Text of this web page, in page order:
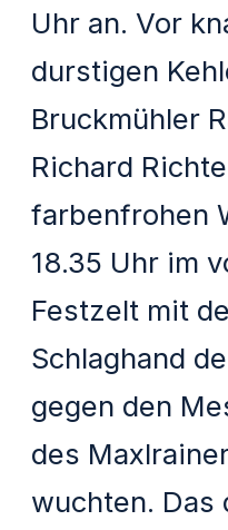
Uhr an. Vor
durstigen
Bruckmühler
Richard
farbenfrohen
18.35 Uhr im
Festzelt mit
Schlaghand
gegen den
des
wuchten. Das